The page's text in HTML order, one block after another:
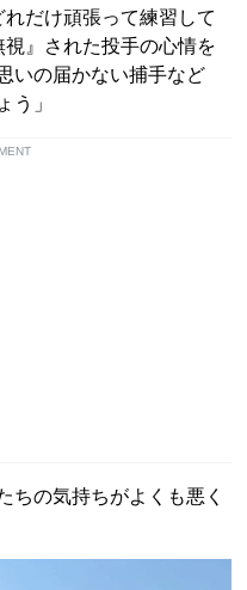
だけ頑張って練習して
』された投手の心情を
いの届かない捕手など
う」
の気持ちがよくも悪く